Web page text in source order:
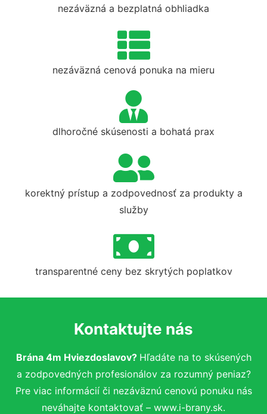
nezáväzná a bezplatná obhliadka
nezáväzná cenová ponuka na mieru
dlhoročné skúsenosti a bohatá prax
korektný prístup a zodpovednosť za produkty a
služby
transparentné ceny bez skrytých poplatkov
Kontaktujte nás
Brána 4m Hviezdoslavov? Hľadáte na to skúsených
a zodpovedných profesionálov za rozumný peniaz?
Pre viac informácií či nezáväznú cenovú ponuku nás
neváhajte kontaktovať – www.i-brany.sk.